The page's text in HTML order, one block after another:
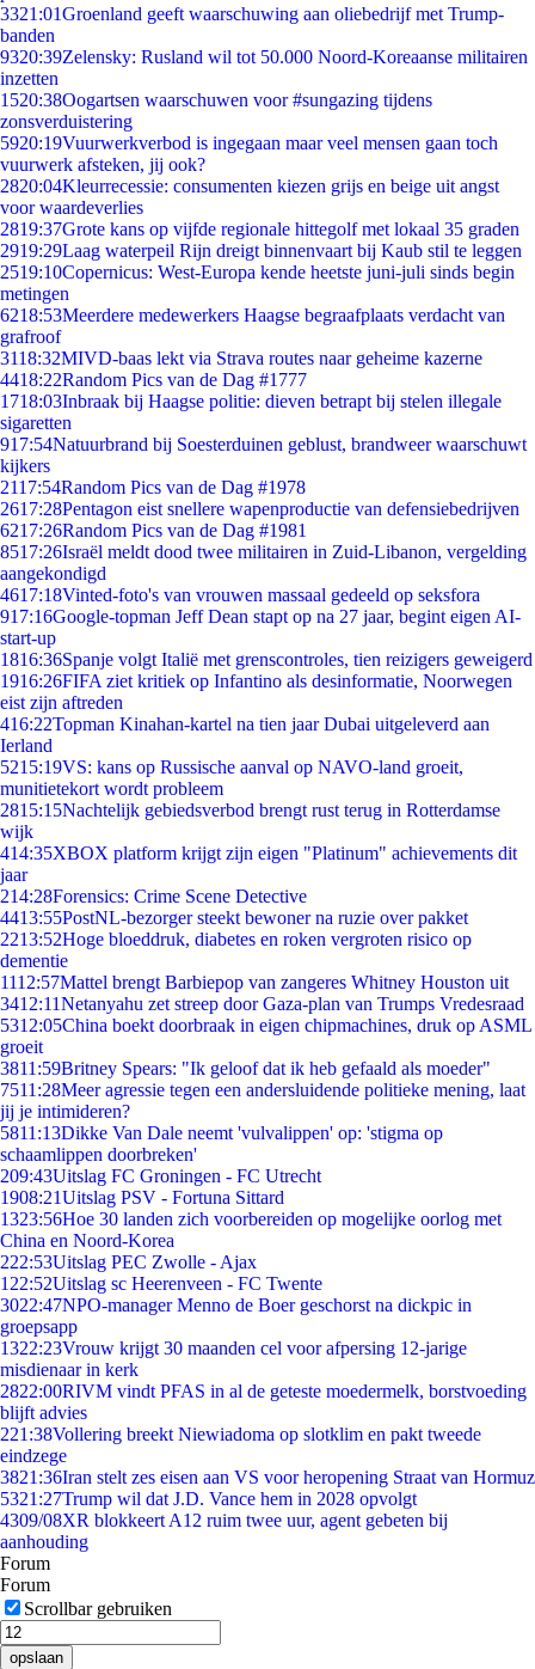
3321:01Groenland geeft waarschuwing aan oliebedrijf met Trump-
banden
9320:39Zelensky: Rusland wil tot 50.000 Noord-Koreaanse militairen
inzetten
1520:38Oogartsen waarschuwen voor #sungazing tijdens
zonsverduistering
5920:19Vuurwerkverbod is ingegaan maar veel mensen gaan toch
vuurwerk afsteken, jij ook?
2820:04Kleurrecessie: consumenten kiezen grijs en beige uit angst
voor waardeverlies
2819:37Grote kans op vijfde regionale hittegolf met lokaal 35 graden
2919:29Laag waterpeil Rijn dreigt binnenvaart bij Kaub stil te leggen
2519:10Copernicus: West-Europa kende heetste juni-juli sinds begin
metingen
6218:53Meerdere medewerkers Haagse begraafplaats verdacht van
grafroof
3118:32MIVD-baas lekt via Strava routes naar geheime kazerne
4418:22Random Pics van de Dag #1777
1718:03Inbraak bij Haagse politie: dieven betrapt bij stelen illegale
sigaretten
917:54Natuurbrand bij Soesterduinen geblust, brandweer waarschuwt
kijkers
2117:54Random Pics van de Dag #1978
2617:28Pentagon eist snellere wapenproductie van defensiebedrijven
6217:26Random Pics van de Dag #1981
8517:26Israël meldt dood twee militairen in Zuid-Libanon, vergelding
aangekondigd
4617:18Vinted-foto's van vrouwen massaal gedeeld op seksfora
917:16Google-topman Jeff Dean stapt op na 27 jaar, begint eigen AI-
start-up
1816:36Spanje volgt Italië met grenscontroles, tien reizigers geweigerd
1916:26FIFA ziet kritiek op Infantino als desinformatie, Noorwegen
eist zijn aftreden
416:22Topman Kinahan-kartel na tien jaar Dubai uitgeleverd aan
Ierland
5215:19VS: kans op Russische aanval op NAVO-land groeit,
munitietekort wordt probleem
2815:15Nachtelijk gebiedsverbod brengt rust terug in Rotterdamse
wijk
414:35XBOX platform krijgt zijn eigen "Platinum" achievements dit
jaar
214:28Forensics: Crime Scene Detective
4413:55PostNL-bezorger steekt bewoner na ruzie over pakket
2213:52Hoge bloeddruk, diabetes en roken vergroten risico op
dementie
1112:57Mattel brengt Barbiepop van zangeres Whitney Houston uit
3412:11Netanyahu zet streep door Gaza-plan van Trumps Vredesraad
5312:05China boekt doorbraak in eigen chipmachines, druk op ASML
groeit
3811:59Britney Spears: "Ik geloof dat ik heb gefaald als moeder"
7511:28Meer agressie tegen een andersluidende politieke mening, laat
jij je intimideren?
5811:13Dikke Van Dale neemt 'vulvalippen' op: 'stigma op
schaamlippen doorbreken'
209:43Uitslag FC Groningen - FC Utrecht
1908:21Uitslag PSV - Fortuna Sittard
1323:56Hoe 30 landen zich voorbereiden op mogelijke oorlog met
China en Noord-Korea
222:53Uitslag PEC Zwolle - Ajax
1 22:52Uitslag sc Heerenveen - FC Twente
3022:47NPO-manager Menno de Boer geschorst na dickpic in
groepsapp
1322:23Vrouw krijgt 30 maanden cel voor afpersing 12-jarige
misdienaar in kerk
2822:00RIVM vindt PFAS in al de geteste moedermelk, borstvoeding
blijft advies
221:38Vollering breekt Niewiadoma op slotklim en pakt tweede
eindzege
3821:36Iran stelt zes eisen aan VS voor heropening Straat van Hormuz
5321:27Trump wil dat J.D. Vance hem in 2028 opvolgt
4309/08XR blokkeert A12 ruim twee uur, agent gebeten bij
aanhouding
Forum
Forum
Scrollbar gebruiken
opslaan